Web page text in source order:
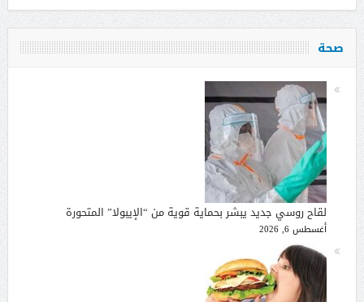
صحة
لقاح روسي جديد يبشر بحماية قوية من “الإيبولا” المتحورة
أغسطس 6, 2026